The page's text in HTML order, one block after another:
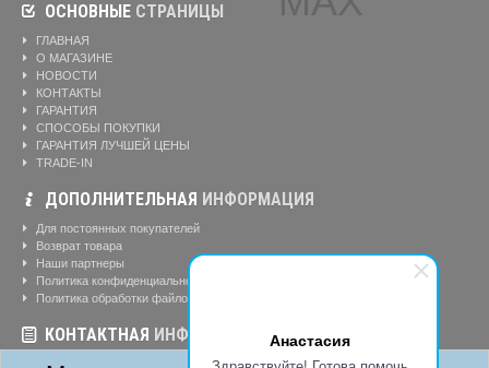
Анастасия
ОСНОВНЫЕ СТРАНИЦЫ
ГЛАВНАЯ
О МАГАЗИНЕ
НОВОСТИ
КОНТАКТЫ
ГАРАНТИЯ
СПОСОБЫ ПОКУПКИ
ГАРАНТИЯ ЛУЧШЕЙ ЦЕНЫ
TRADE-IN
ДОПОЛНИТЕЛЬНАЯ ИНФОРМАЦИЯ
Для постоянных покупателей
Возврат товара
Наши партнеры
Политика конфиденциальности
Политика обработки файлов cookie
КОНТАКТНАЯ ИНФОРМАЦИЯ
Режим работы магазина: Ежедневно: 10:00-20:00